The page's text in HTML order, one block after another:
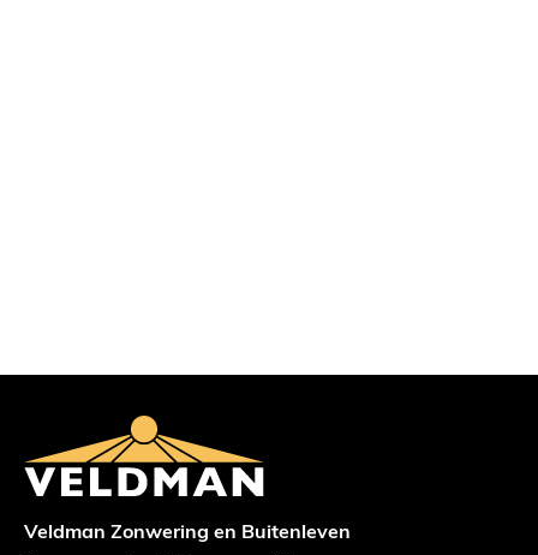
Veldman Zonwering en Buitenleven